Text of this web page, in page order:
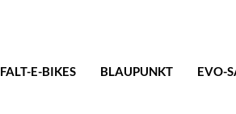
FALT-E-BIKES BLAUPUNKT EVO-